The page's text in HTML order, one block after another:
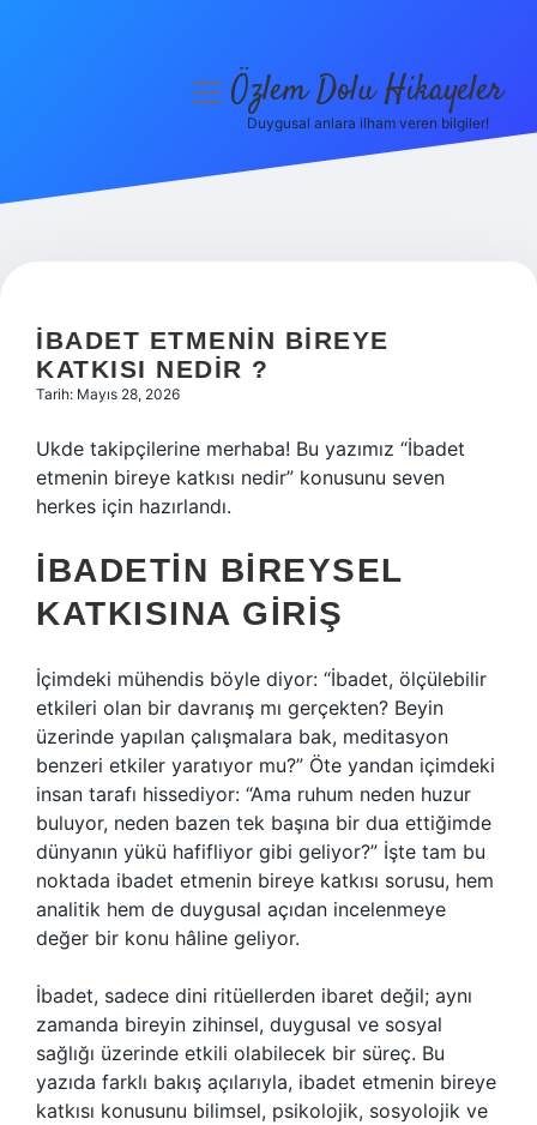
Hakkımızda
menüyüÖzlem Dolu Hikayeler
Duygusal anlara ilham veren bilgiler!
İBADET ETMENIN BIREYE
KATKISI NEDIR ?
Tarih: Mayıs 28, 2026
Ukde takipçilerine merhaba! Bu yazımız “İbadet
etmenin bireye katkısı nedir” konusunu seven
herkes için hazırlandı.
İBADETIN BIREYSEL
KATKISINA GIRIŞ
İçimdeki mühendis böyle diyor: “İbadet, ölçülebilir
etkileri olan bir davranış mı gerçekten? Beyin
üzerinde yapılan çalışmalara bak, meditasyon
benzeri etkiler yaratıyor mu?” Öte yandan içimdeki
insan tarafı hissediyor: “Ama ruhum neden huzur
buluyor, neden bazen tek başına bir dua ettiğimde
dünyanın yükü hafifliyor gibi geliyor?” İşte tam bu
noktada ibadet etmenin bireye katkısı sorusu, hem
analitik hem de duygusal açıdan incelenmeye
değer bir konu hâline geliyor.
İbadet, sadece dini ritüellerden ibaret değil; aynı
zamanda bireyin zihinsel, duygusal ve sosyal
sağlığı üzerinde etkili olabilecek bir süreç. Bu
yazıda farklı bakış açılarıyla, ibadet etmenin bireye
katkısı konusunu bilimsel, psikolojik, sosyolojik ve